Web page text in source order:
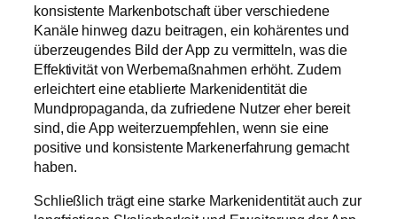
konsistente Markenbotschaft über verschiedene
Kanäle hinweg dazu beitragen, ein kohärentes und
überzeugendes Bild der App zu vermitteln, was die
Effektivität von Werbemaßnahmen erhöht. Zudem
erleichtert eine etablierte Markenidentität die
Mundpropaganda, da zufriedene Nutzer eher bereit
sind, die App weiterzuempfehlen, wenn sie eine
positive und konsistente Markenerfahrung gemacht
haben.
Schließlich trägt eine starke Markenidentität auch zur